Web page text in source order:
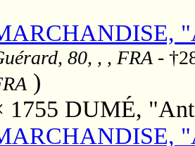
80, , , FRA -
)
1755 DUMÉ,